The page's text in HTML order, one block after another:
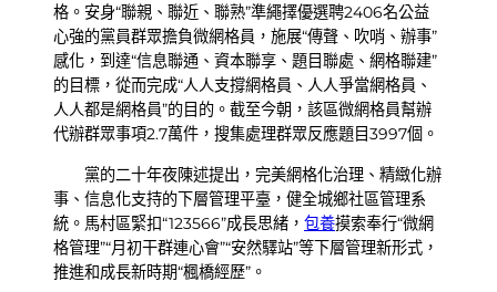
格。安身“聯親、聯近、聯熟”準繩擇優選聘2406名公益
心強的黨員群眾擔負微網格員，施展“傳聲、吹哨、辦事”
感化，到達“信息聯通、資本聯享、題目聯處、網格聯建”
的目標，從而完成“人人支撐網格員、人人爭當網格員、
人人都是網格員”的目的。截至今朝，該區微網格員幫辦
代辦群眾事項2.7萬件，搜集處理群眾反應題目3997個。
黨的二十年夜陳述提出，完美網格化治理、精緻化辦
事、信息化支持的下層管理平臺，健全城鄉社區管理系
統。馬村區緊扣“123566”成長思緒， 包養摸索奉行“微網
格管理”“月初干群連心會”“安然驛站”等下層管理新形式，
推進和成長新時期“楓橋經歷”。